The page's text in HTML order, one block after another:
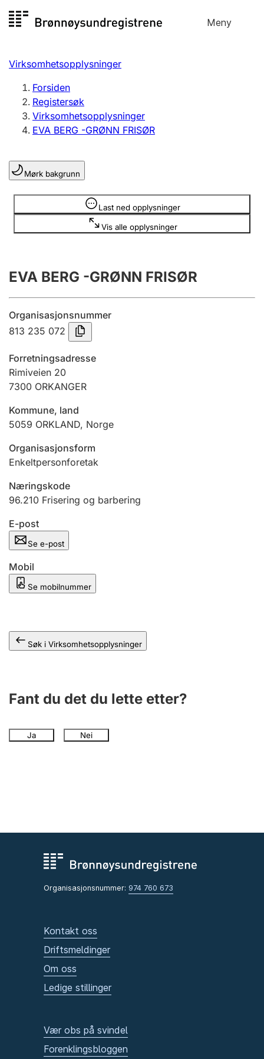
til
Meny
Registersøk
Aksjeselskap
Enkeltpersonforetak
Registrere, endre, slette
Lag og forening
Registrere, endre, slette
Årsregnskap
Innsending og forsinkelsesgebyr
Tinglysing
Jeger
Ektepaktveileder
Offentlig sektor
Andre tema
Virksomhetsopplysninger
Forsiden
Registersøk
Virksomhetsopplysninger
EVA BERG -GRØNN FRISØR
Mørk bakgrunn
Last ned opplysninger
Vis alle opplysninger
Opplysninger er skjult
EVA BERG -GRØNN FRISØR
Organisasjonsnummer
813 235 072
Forretningsadresse
Rimiveien 20
7300 ORKANGER
Kommune, land
5059 ORKLAND, Norge
Organisasjonsform
Enkeltpersonforetak
Næringskode
96.210 Frisering og barbering
E-post
Se e-post
Mobil
Se mobilnummer
Søk i Virksomhetsopplysninger
Fant du det du lette etter?
Ja Nei
Organisasjonsnummer: 974 760 673
Kontakt oss
Driftsmeldinger
Om oss
Ledige stillinger
Vær obs på svindel
Forenklingsbloggen